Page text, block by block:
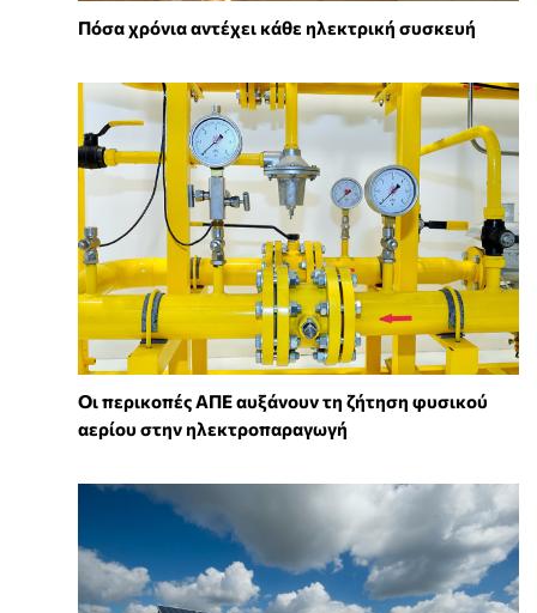
Πόσα χρόνια αντέχει κάθε ηλεκτρική συσκευή
Οι περικοπές ΑΠΕ αυξάνουν τη ζήτηση φυσικού
αερίου στην ηλεκτροπαραγωγή